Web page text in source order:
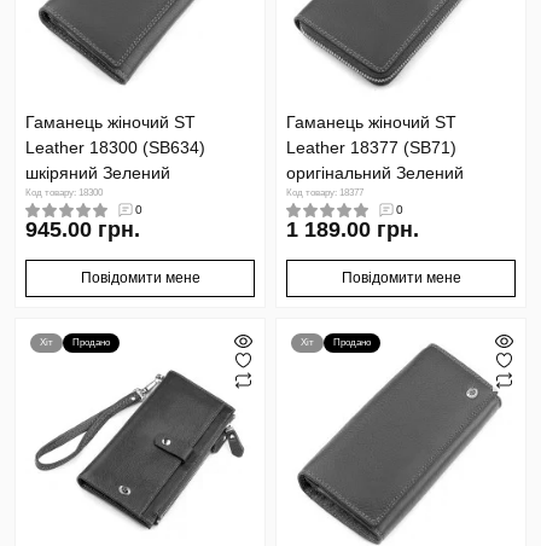
Гаманець жіночий ST
Leather 18300 (SB634)
шкіряний Зелений
Код товару: 18300
0
945.00 грн.
Повідомити мене
Гаманець жіночий ST
Leather 18377 (SB71)
оригінальний Зелений
Код товару: 18377
0
1 189.00 грн.
Повідомити мене
Хіт Продано Хіт Продано